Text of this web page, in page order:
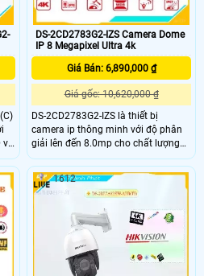
và
rõ
DS-2CD2783G2-IZS Camera Dome
IP 8 Megapixel Ultra 4k
Giá Bán: 6,890,000 ₫
Giá gốc: 10,620,000 ₫
DS-2CD2783G2-IZS là thiết bị
camera ip thông minh với độ phân
giải lên đến 8.0mp cho chất lượng
hình ảnh sắc nét,zoom 4x tích hợp
nhiều chức năng thông minh Chống
ngược sáng120dB WDR, BLC, HLC,
3D DNR Chống báo động giả bằng
cách phân biệt được người, xe Hỗ
trợ thẻ nhớmicro SD, up to 256 GB
1612